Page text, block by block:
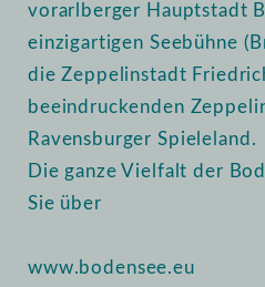
vorarlberger Hauptstadt
einzigartigen Seebühne
die Zeppelinstadt
beeindruckenden
Ravensburger Spieleland.
Die ganze Vielfalt der
Sie über
www.bodensee.eu